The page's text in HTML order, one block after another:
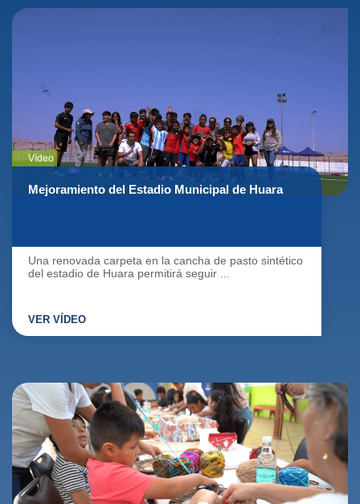
Vídeo
Mejoramiento del Estadio Municipal de Huara
Una renovada carpeta en la cancha de pasto sintético
del estadio de Huara permitirá seguir ...
VER VÍDEO